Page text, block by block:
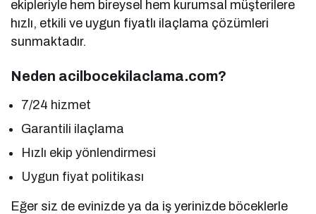
ekipleriyle hem bireysel hem kurumsal müşterilere
hızlı, etkili ve uygun fiyatlı ilaçlama çözümleri
sunmaktadır.
Neden acilbocekilaclama.com?
7/24 hizmet
Garantili ilaçlama
Hızlı ekip yönlendirmesi
Uygun fiyat politikası
Eğer siz de evinizde ya da iş yerinizde böceklerle